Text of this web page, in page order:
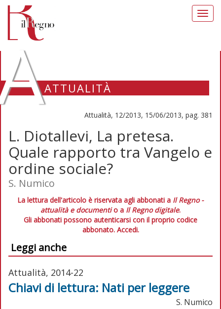
ATTUALITÀ
Attualità, 12/2013, 15/06/2013, pag. 381
L. Diotallevi, La pretesa.
Quale rapporto tra Vangelo e
ordine sociale?
S. Numico
La lettura dell'articolo è riservata agli abbonati a Il Regno -
attualità e documentio a Il Regno digitale.
Gli abbonati possono autenticarsi con il proprio codice
abbonato. Accedi.
Leggi anche
Attualità, 2014-22
Chiavi di lettura: Nati per leggere
S. Numico